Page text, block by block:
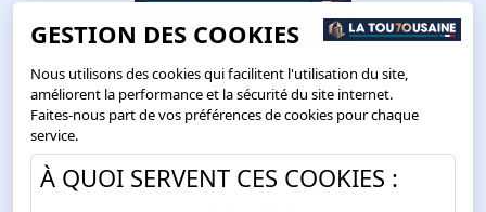
Route de Toulouse
CS57668 ESCALQUENS
31676 LABÈGE CEDEX
GESTION DES COOKIES
Nous utilisons des cookies qui facilitent l'utilisation du site,
améliorent la performance et la sécurité du site internet.
Faites-nous part de vos préférences de cookies pour chaque
service.
À QUOI SERVENT CES COOKIES :